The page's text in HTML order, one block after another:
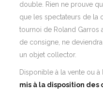
double. Rien ne prouve
que les spectateurs de la
tournoi de Roland Garros
de consigne, ne
un objet collector.
Disponible à la vente ou à
mis à la disposition des